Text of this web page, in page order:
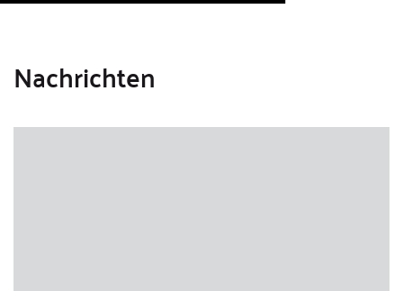
Nachrichten